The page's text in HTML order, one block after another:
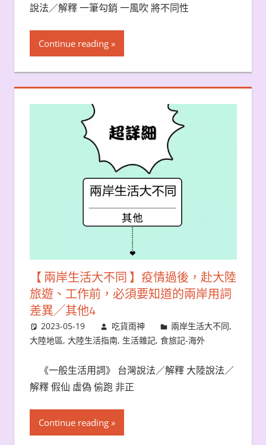
說法／解釋 一筆勾銷 一風吹 將不同性
Continue reading
【 兩岸生活大不同 】疫情過後，赴大陸
旅遊、工作前，必須要知道的兩岸用詞
差異╱其他4
2023-05-19 吃貨雨神 兩岸生活大不同,
大陸地區, 大陸生活指南, 生活雜記, 食旅記-海外
《一般生活用詞》 台灣說法／解釋 大陸說法／
解釋 假仙 虛偽 偷跑 非正
Continue reading